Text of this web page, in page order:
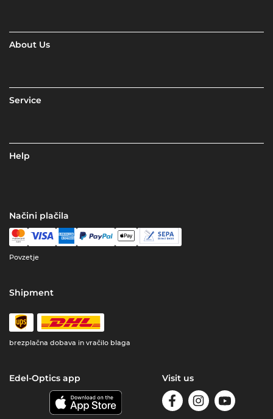
About Us
Service
Help
Načini plačila
Povzetje
Shipment
brezplačna dobava in vračilo blaga
Edel-Optics app Visit us